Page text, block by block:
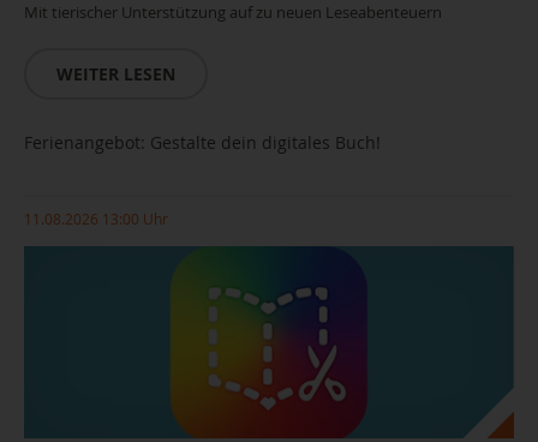
Mit tierischer Unterstützung auf zu neuen Leseabenteuern
WEITER LESEN
Ferienangebot: Gestalte dein digitales Buch!
11.08.2026 13:00 Uhr